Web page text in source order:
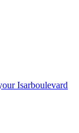
Isarboulevard